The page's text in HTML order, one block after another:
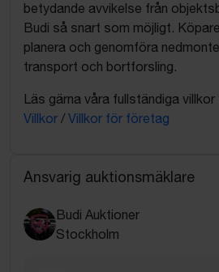
betydande avvikelse från
Budi så snart som möjligt.
planera och genomföra
transport och bortforsling.
Läs gärna våra fullständiga
Villkor / Villkor för företag
Ansvarig auktionsmäklare
Budi Auktioner
Stockholm